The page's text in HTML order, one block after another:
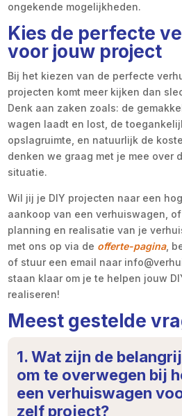
ongekende mogelijkheden.
Kies de perfecte
voor jouw project
Bij het kiezen van de perfecte
projecten komt meer kijken dan
Denk aan zaken zoals: de
wagen laadt en lost, de
opslagruimte, en natuurlijk de
denken we graag met je mee over
situatie.
Wil jij je DIY projecten naar een
aankoop van een verhuiswagen,
planning en realisatie van je
met ons op via de offerte-pagina,
of stuur een email naar
staan klaar om je te helpen jouw
realiseren!
Meest gestelde
1. Wat zijn de
om te overwegen bij
een verhuiswagen
zelf project?